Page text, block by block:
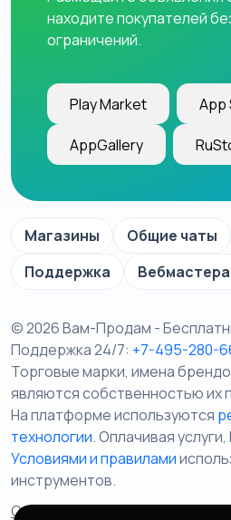
находите покупателей
ограничений.
Play Market App
AppGallery
Магазины Общие чаты
Поддержка
© 2026 Вам-Продам -
Поддержка 24/7: +7-495-280-
Торговые марки, имена
являются собственностью их
На платформе используются
технологии. Оплачивая
Условиями и правилами
инструментов.
Отказ от ответственности